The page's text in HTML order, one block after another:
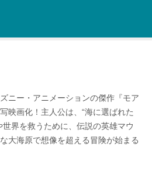
ニー・アニメーションの傑作『モア
映画化！主人公は、“海に選ばれた
界を救うために、伝説の英雄マウ
大海原で想像を超える冒険が始まる